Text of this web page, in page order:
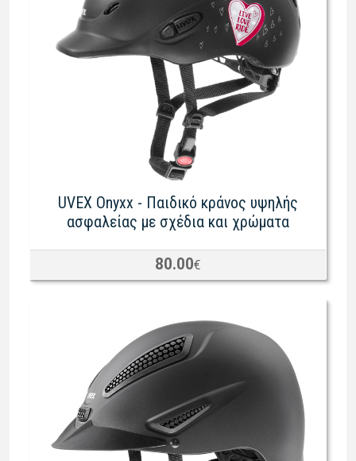
UVEX Onyxx - Παιδικό κράνος υψηλής
ασφαλείας με σχέδια και χρώματα
80.00€